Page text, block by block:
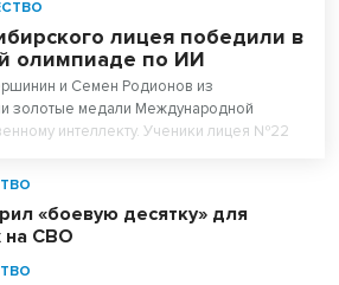
лицея победили в
олимпиаде по ИИ
и Семен Родионов из
золотые медали Международной
интеллекту. Ученики лицея №22
соревнований.
«боевую десятку» для
на СВО